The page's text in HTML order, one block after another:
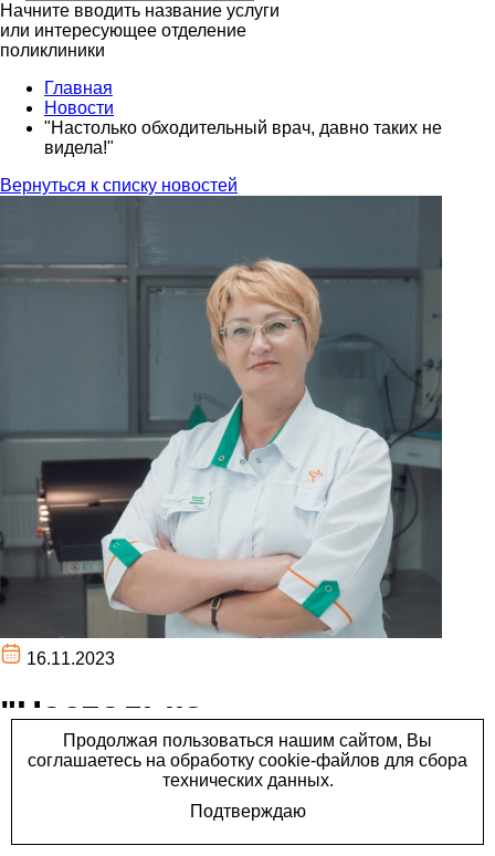
Начните вводить название услуги
или интересующее отделение
поликлиники
Главная
Новости
"Настолько обходительный врач, давно таких не
видела!"
Вернуться к списку новостей
16.11.2023
"Настолько
обходительный врач,
давно таких не видела!"
"Настолько обходительный врач, давно таких не